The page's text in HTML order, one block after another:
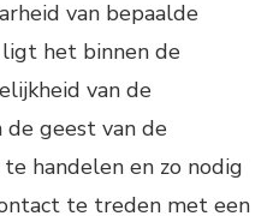
van bepaalde
het binnen de
van de
geest van de
handelen en zo nodig
te treden met een